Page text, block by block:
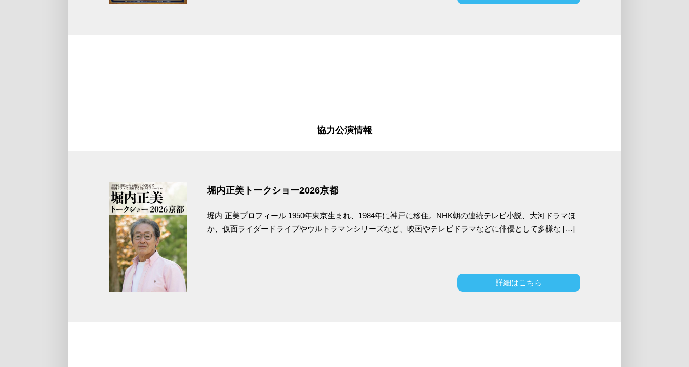
協力公演情報
堀内正美トークショー2026京都
堀内 正美プロフィール 1950年東京生まれ、1984年に神戸に移住。NHK朝の連続テレビ小説、大河ドラマほ
か、仮面ライダードライブやウルトラマンシリーズなど、映画やテレビドラマなどに俳優として多様な […]
詳細はこちら